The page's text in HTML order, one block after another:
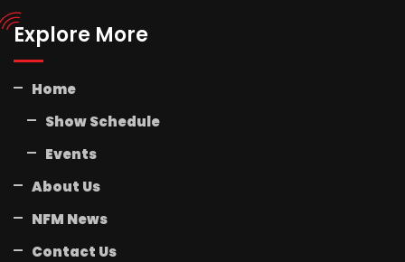
Explore More
Home
Show Schedule
Events
About Us
NFM News
Contact Us